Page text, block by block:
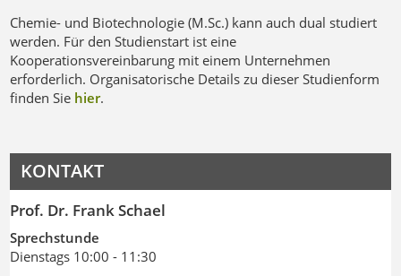
Chemie- und Biotechnologie (M.Sc.) kann auch dual studiert
werden. Für den Studienstart ist eine
Kooperationsvereinbarung mit einem Unternehmen
erforderlich. Organisatorische Details zu dieser Studienform
finden Sie hier.
KONTAKT
Prof. Dr. Frank Schael
Sprechstunde
Dienstags 10:00 - 11:30